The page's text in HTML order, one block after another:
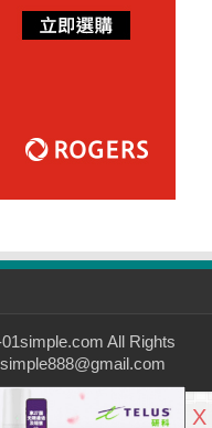
All Rights
X